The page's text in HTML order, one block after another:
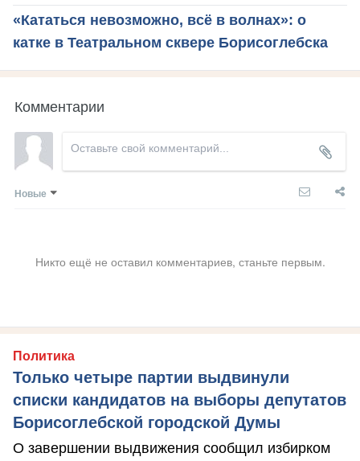
«Кататься невозможно, всë в волнах»: о
катке в Театральном сквере Борисоглебска
Комментарии
Новые
Никто ещё не оставил комментариев, станьте первым.
Политика
Только четыре партии выдвинули
списки кандидатов на выборы депутатов
Борисоглебской городской Думы
О завершении выдвижения сообщил избирком